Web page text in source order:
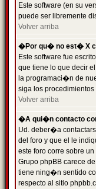
Este software (en su
puede ser libremente
Volver arriba
�Por qu� no est� X
Este software fue
que tiene lo que decir
la programaci�n de
siga los
Volver arriba
�A qui�n contacto
Ud. deber�a
del foro y que el le
este foro corre sobre
Grupo phpBB carece
tiene ning�n sentido
respecto al sitio